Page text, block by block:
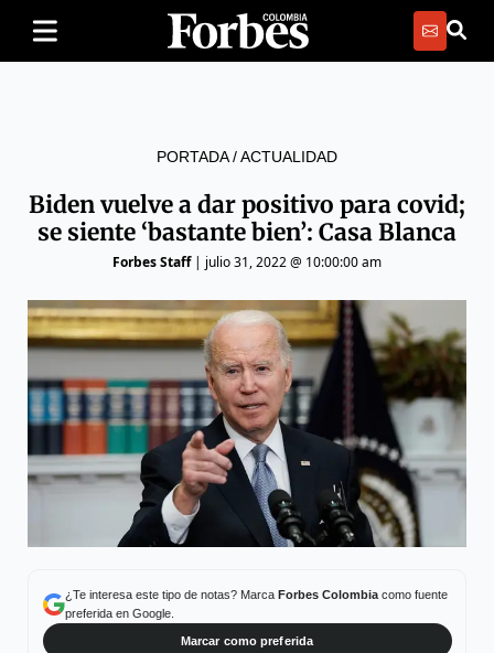
PORTADA/ACTUALIDAD
Biden vuelve a dar positivo para covid;
se siente ‘bastante bien’: Casa Blanca
Forbes Staff| julio 31, 2022 @ 10:00:00 am
¿Te interesa este tipo de notas? Marca Forbes Colombiacomo fuente
preferida en Google.
Marcar como preferida